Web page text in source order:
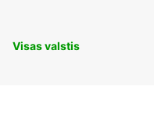
Visas valstis